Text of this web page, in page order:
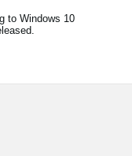
to Windows 10